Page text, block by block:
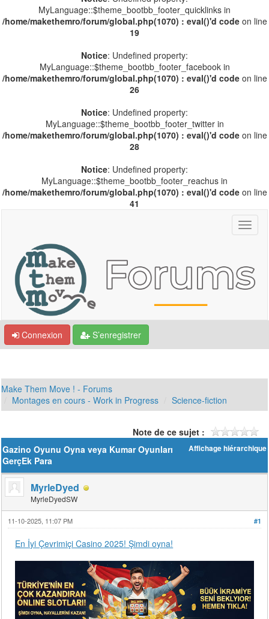
MyLanguage::$theme_bootbb_footer_quicklinks in
/home/makethemro/forum/global.php(1070) : eval()'d codeon line
19
Notice: Undefined property:
MyLanguage::$theme_bootbb_footer_facebook in
/home/makethemro/forum/global.php(1070) : eval()'d codeon line
26
Notice: Undefined property:
MyLanguage::$theme_bootbb_footer_twitter in
/home/makethemro/forum/global.php(1070) : eval()'d codeon line
28
Notice: Undefined property:
MyLanguage::$theme_bootbb_footer_reachus in
/home/makethemro/forum/global.php(1070) : eval()'d codeon line
41
Connexion S’enregistrer
Make Them Move ! - Forums
Montages en cours - Work in Progress
Science-fiction
Note de ce sujet :
Affichage hiérarchique
Gazino Oyunu Oyna veya Kumar Oyunları
GerçEk Para
MyrleDyed
MyrleDyedSW
#1
11-10-2025, 11:07 PM
En İyi Çevrimiçi Casino 2025! Şimdi oyna!